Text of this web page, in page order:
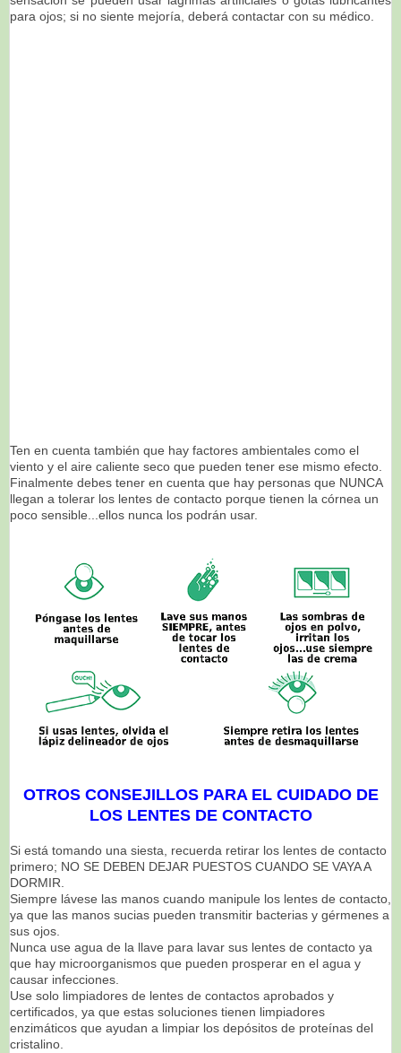
para ojos; si no siente mejoría, deberá contactar con su médico.
Ten en cuenta también que hay factores ambientales como el
viento y el aire caliente seco que pueden tener ese mismo efecto.
Finalmente debes tener en cuenta que hay personas que NUNCA
llegan a tolerar los lentes de contacto porque tienen la córnea un
poco sensible...ellos nunca los podrán usar.
OTROS CONSEJILLOS PARA EL CUIDADO DE
LOS LENTES DE CONTACTO
Si está tomando una siesta, recuerda retirar los lentes de contacto
primero; NO SE DEBEN DEJAR PUESTOS CUANDO SE VAYA A
DORMIR.
Siempre lávese las manos cuando manipule los lentes de contacto,
ya que las manos sucias pueden transmitir bacterias y gérmenes a
sus ojos.
Nunca use agua de la llave para lavar sus lentes de contacto ya
que hay microorganismos que pueden prosperar en el agua y
causar infecciones.
Use solo limpiadores de lentes de contactos aprobados y
certificados, ya que estas soluciones tienen limpiadores
enzimáticos que ayudan a limpiar los depósitos de proteínas del
cristalino.